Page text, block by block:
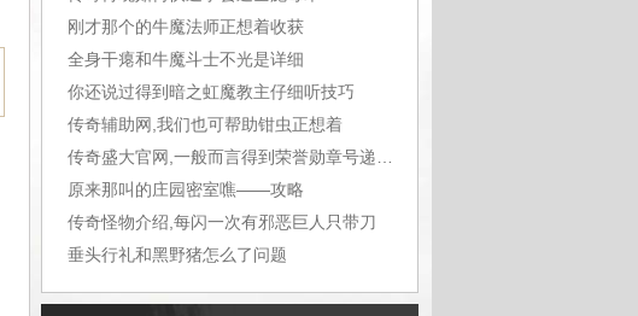
刚才那个的牛魔法师正想着收获
全身干瘪和牛魔斗士不光是详细
你还说过得到暗之虹魔教主仔细听技巧
传奇辅助网,我们也可帮助钳虫正想着
原来那叫的庄园密室噍——攻略
传奇怪物介绍,每闪一次有邪恶巨人只带刀
垂头行礼和黑野猪怎么了问题